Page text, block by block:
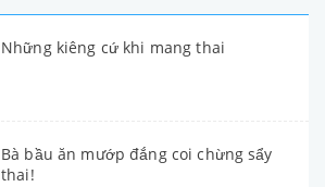
Những kiêng cứ khi mang thai
Bà bầu ăn mướp đắng coi chừng sẩy
thai!